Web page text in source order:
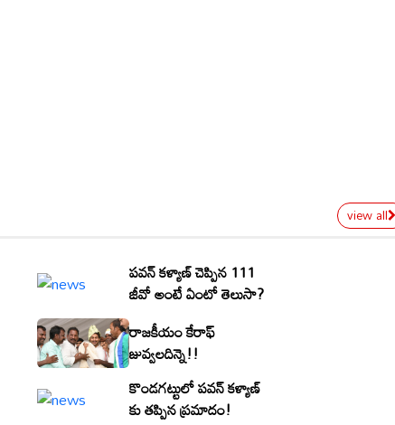
view all
పవన్ కళ్యాణ్ చెప్పిన 111
జీవో అంటే ఏంటో తెలుసా?
రాజకీయం కేరాఫ్
జువ్వలదిన్నె!!
కొండగట్టులో పవన్ కళ్యాణ్
కు తప్పిన ప్రమాదం!